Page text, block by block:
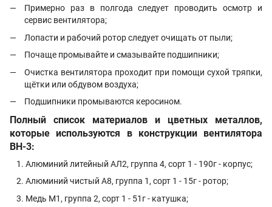
Примерно раз в полгода следует проводить осмотр и
сервис вентилятора;
Лопасти и рабочий ротор следует очищать от пыли;
Почаще промывайте и смазывайте подшипники;
Очистка вентилятора проходит при помощи сухой тряпки,
щётки или обдувом воздуха;
Подшипники промываются керосином.
Полный список материалов и цветных металлов,
которые используются в конструкции вентилятора
ВН-3:
Алюминий литейный АЛ2, группа 4, сорт 1 - 190г - корпус;
Алюминий чистый А8, группа 1, сорт 1 - 15г - ротор;
Медь М1, группа 2, сорт 1 - 51г - катушка;